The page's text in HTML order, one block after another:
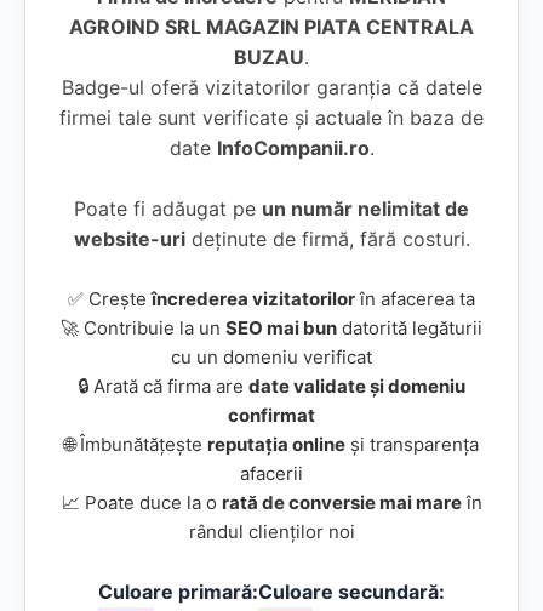
AGROIND SRL MAGAZIN PIATA CENTRALA
BUZAU.
Badge-ul oferă vizitatorilor garanția că datele
firmei tale sunt verificate și actuale în baza de
date InfoCompanii.ro.
Poate fi adăugat pe un număr nelimitat de
website-urideținute de firmă, fără costuri.
✅ Creșteîncrederea vizitatorilorîn afacerea ta
🚀 Contribuie la un SEO mai bun datorită legăturii
cu un domeniu verificat
🔒 Arată că firma are date validate și domeniu
confirmat
🌐 Îmbunătățește reputația online și transparența
afacerii
📈 Poate duce la o rată de conversie mai mareîn
rândul clienților noi
Culoare primară:Culoare secundară: